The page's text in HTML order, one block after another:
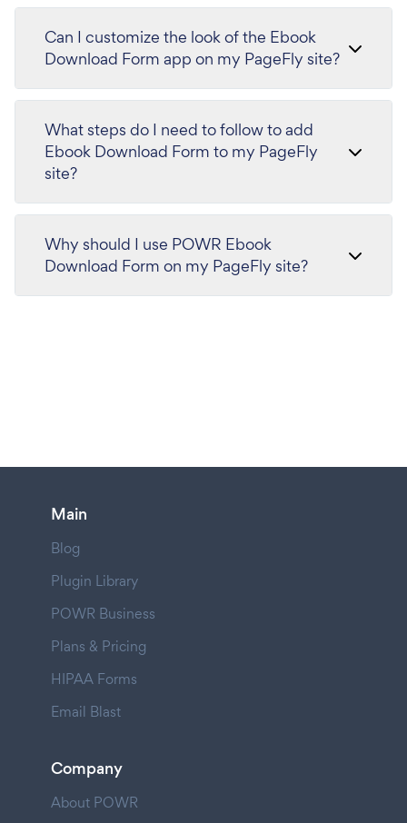
Can I customize the look of the Ebook
Download Form app on my PageFly site?
What steps do I need to follow to add
Ebook Download Form to my PageFly
site?
Why should I use POWR Ebook
Download Form on my PageFly site?
Main
Blog
Plugin Library
POWR Business
Plans & Pricing
HIPAA Forms
Email Blast
Company
About POWR